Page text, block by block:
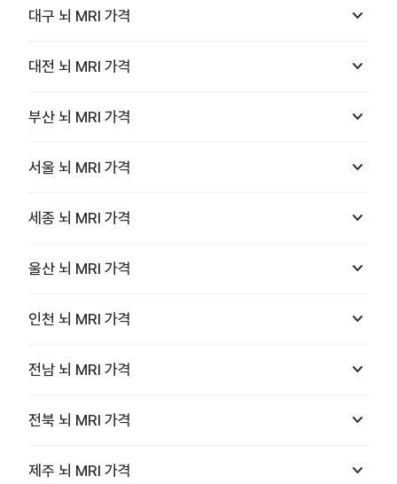
대구 뇌 MRI 가격 keyboard_arrow_down
대전 뇌 MRI 가격 keyboard_arrow_down
부산 뇌 MRI 가격 keyboard_arrow_down
서울 뇌 MRI 가격 keyboard_arrow_down
세종 뇌 MRI 가격 keyboard_arrow_down
울산 뇌 MRI 가격 keyboard_arrow_down
인천 뇌 MRI 가격 keyboard_arrow_down
전남 뇌 MRI 가격 keyboard_arrow_down
전북 뇌 MRI 가격 keyboard_arrow_down
제주 뇌 MRI 가격 keyboard_arrow_down